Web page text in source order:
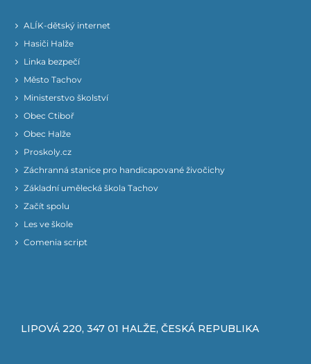
ALÍK-dětský internet
Hasiči Halže
Linka bezpečí
Město Tachov
Ministerstvo školství
Obec Ctiboř
Obec Halže
Proskoly.cz
Záchranná stanice pro handicapované živočichy
Základní umělecká škola Tachov
Začít spolu
Les ve škole
Comenia script
LIPOVÁ 220, 347 01 HALŽE, ČESKÁ REPUBLIKA